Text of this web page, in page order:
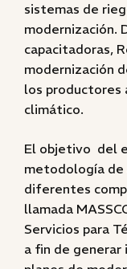
sistemas de
modernización.
capacitadoras,
modernización
los productores
climático.
El objetivo del
metodología de
diferentes
llamada
Servicios para
a fin de generar